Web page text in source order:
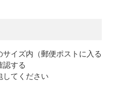
イズ内（郵便ポストに入る
認する
てください